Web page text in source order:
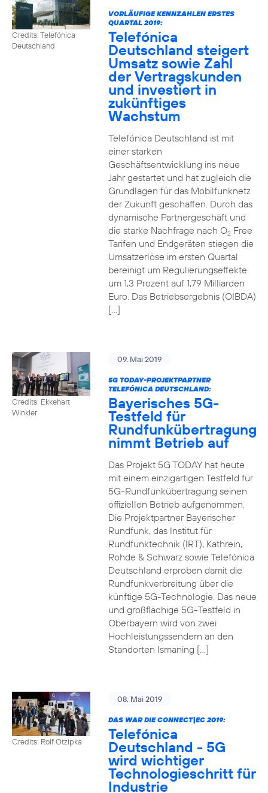
Credits: Telefónica
Deutschland
VORLÄUFIGE KENNZAHLEN ERSTES
QUARTAL 2019:
Telefónica
Deutschland steigert
Umsatz sowie Zahl
der Vertragskunden
und investiert in
zukünftiges
Wachstum
Telefónica Deutschland ist mit
einer starken
Geschäftsentwicklung ins neue
Jahr gestartet und hat zugleich die
Grundlagen für das Mobilfunknetz
der Zukunft geschaffen. Durch das
dynamische Partnergeschäft und
die starke Nachfrage nach O2Free
Tarifen und Endgeräten stiegen die
Umsatzerlöse im ersten Quartal
bereinigt um Regulierungseffekte
um 1,3 Prozent auf 1,79 Milliarden
Euro. Das Betriebsergebnis (OIBDA)
[…]
Credits: Ekkehart
Winkler
09. Mai 2019
5G TODAY-PROJEKTPARTNER
TELEFÓNICA DEUTSCHLAND:
Bayerisches 5G-
Testfeld für
Rundfunkübertragung
nimmt Betrieb auf
Das Projekt 5G TODAY hat heute
mit einem einzigartigen Testfeld für
5G-Rundfunkübertragung seinen
offiziellen Betrieb aufgenommen.
Die Projektpartner Bayerischer
Rundfunk, das Institut für
Rundfunktechnik (IRT), Kathrein,
Rohde & Schwarz sowie Telefónica
Deutschland erproben damit die
Rundfunkverbreitung über die
künftige 5G-Technologie. Das neue
und großflächige 5G-Testfeld in
Oberbayern wird von zwei
Hochleistungssendern an den
Standorten Ismaning […]
Credits: Rolf Otzipka
08. Mai 2019
DAS WAR DIE CONNECT|EC 2019:
Telefónica
Deutschland - 5G
wird wichtiger
Technologieschritt für
Industrie